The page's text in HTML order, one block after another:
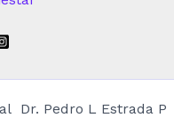
Dr. Pedro L Estrada P